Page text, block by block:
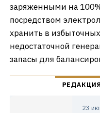
заряженными на
посредством
хранить в
недостаточной
запасы для
23